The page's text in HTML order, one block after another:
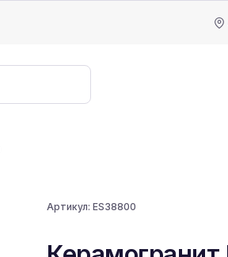
Артикул:ES38800